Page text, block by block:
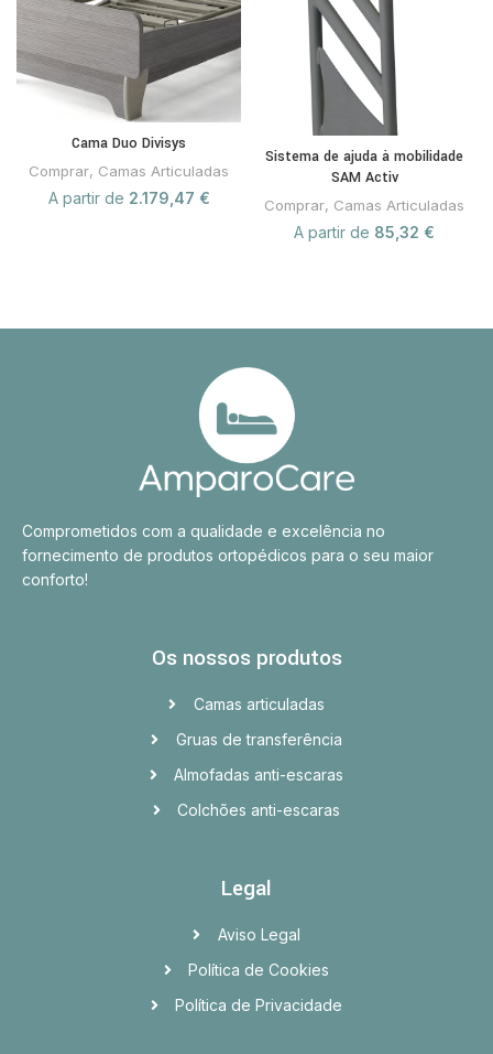
Cama Duo Divisys
Comprar, Camas Articuladas
A partir de 2.179,47 €
Sistema de ajuda à mobilidade
SAM Activ
Comprar, Camas Articuladas
A partir de 85,32 €
Comprometidos com a qualidade e excelência no
fornecimento de produtos ortopédicos para o seu maior
conforto!
Os nossos produtos
Camas articuladas
Gruas de transferência
Almofadas anti-escaras
Colchões anti-escaras
Legal
Aviso Legal
Política de Cookies
Política de Privacidade